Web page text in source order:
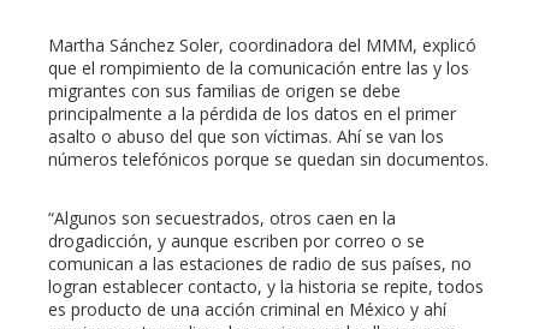
Martha Sánchez Soler, coordinadora del MMM, explicó
que el rompimiento de la comunicación entre las y los
migrantes con sus familias de origen se debe
principalmente a la pérdida de los datos en el primer
asalto o abuso del que son víctimas. Ahí se van los
números telefónicos porque se quedan sin documentos.
“Algunos son secuestrados, otros caen en la
drogadicción, y aunque escriben por correo o se
comunican a las estaciones de radio de sus países, no
logran establecer contacto, y la historia se repite, todos
es producto de una acción criminal en México y ahí